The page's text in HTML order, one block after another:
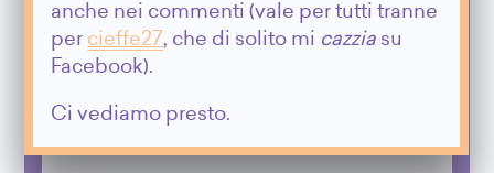
anche nei commenti (vale per tutti tranne
per cieffe27, che di solito mi cazzia su
Facebook).
Ci vediamo presto.